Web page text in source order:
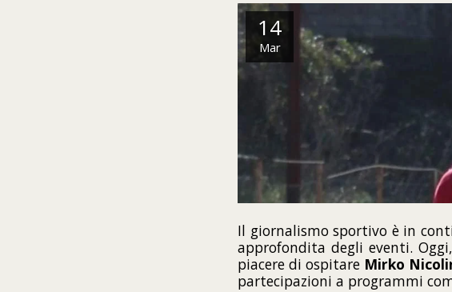
14
Mar
Il giornalismo sportivo è in
approfondita degli eventi.
piacere di ospitare Mirko
partecipazioni a programmi